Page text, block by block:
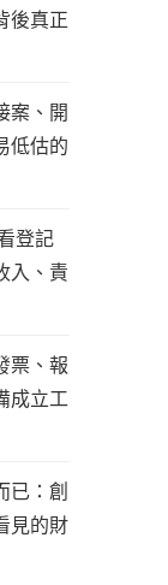
後真正
案、開
低估的
登記
入、責
票、報
成立工
已：創
見的財